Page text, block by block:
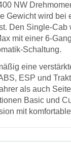
NW
Gewicht wird bei
Den Single-Cab
mit einer 6-
Schaltung.
eine
ESP und
als auch
Basic und
mit